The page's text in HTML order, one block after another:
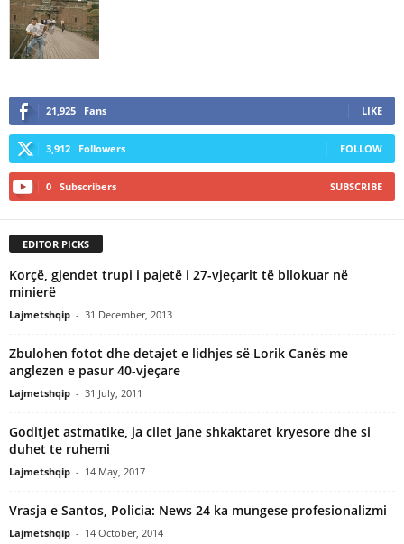
21,925 Fans LIKE
3,912 Followers FOLLOW
0 Subscribers SUBSCRIBE
EDITOR PICKS
Korçë, gjendet trupi i pajetë i 27-vjeçarit të bllokuar në
minierë
Lajmetshqip - 31 December, 2013
Zbulohen fotot dhe detajet e lidhjes së Lorik Canës me
anglezen e pasur 40-vjeçare
Lajmetshqip - 31 July, 2011
Goditjet astmatike, ja cilet jane shkaktaret kryesore dhe si
duhet te ruhemi
Lajmetshqip - 14 May, 2017
Vrasja e Santos, Policia: News 24 ka mungese profesionalizmi
Lajmetshqip - 14 October, 2014